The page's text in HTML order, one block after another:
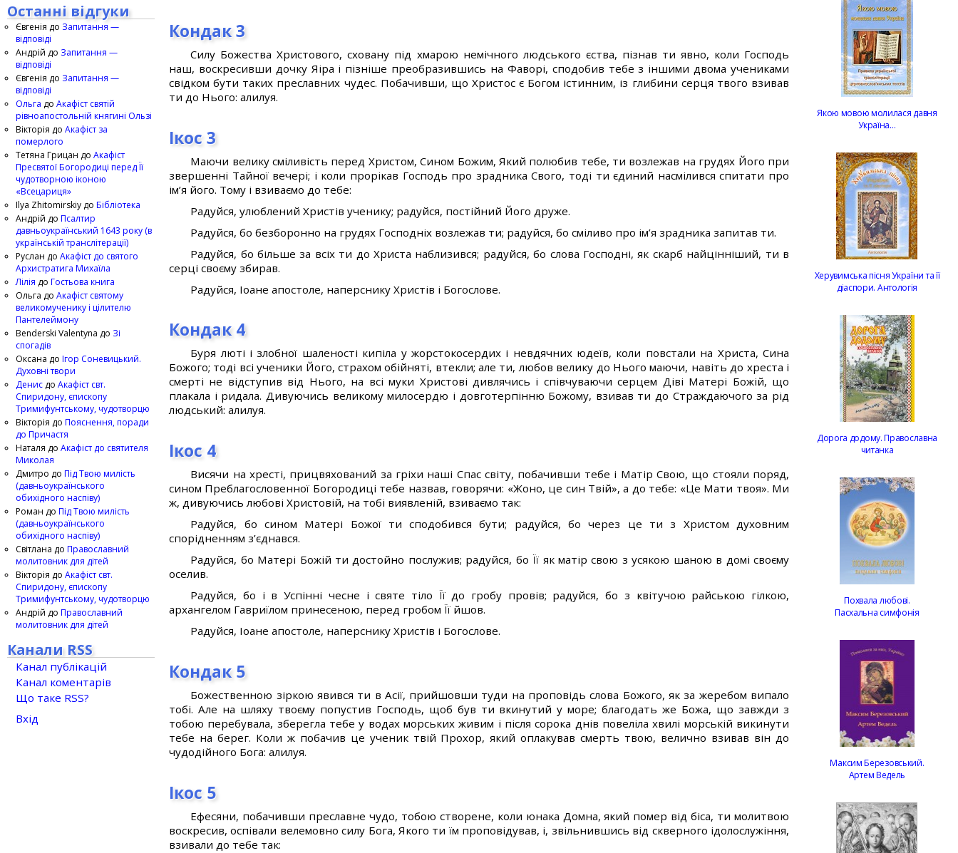
Кондак 3
Силу Божества Христового, сховану під хмарою немічного людського єства, пізнав ти явно, коли Господь
наш, воскресивши дочку Яіра і пізніше преобразившись на Фаворі, сподобив тебе з іншими двома учениками
свідком бути таких преславних чудес. Побачивши, що Христос є Богом істинним, із глибини серця твого взивав
ти до Нього: алилуя.
Ікос 3
Маючи велику сміливість перед Христом, Сином Божим, Який полюбив тебе, ти возлежав на грудях Його при
звершенні Тайної вечері; і коли прорікав Господь про зрадника Свого, тоді ти єдиний насмілився спитати про
ім’я його. Тому і взиваємо до тебе:
Радуйся, улюблений Христів ученику; радуйся, постійний Його друже.
Радуйся, бо безборонно на грудях Господніх возлежав ти; радуйся, бо сміливо про ім’я зрадника запитав ти.
Радуйся, бо більше за всіх ти до Христа наблизився; радуйся, бо слова Господні, як скарб найцінніший, ти в
серці своєму збирав.
Радуйся, Іоане апостоле, наперснику Христів і Богослове.
Кондак 4
Буря люті і злобної шаленості кипіла у жорстокосердих і невдячних юдеїв, коли повстали на Христа, Сина
Божого; тоді всі ученики Його, страхом обійняті, втекли; але ти, любов велику до Нього маючи, навіть до хреста і
смерті не відступив від Нього, на всі муки Христові дивлячись і співчуваючи серцем Діві Матері Божій, що
плакала і ридала. Дивуючись великому милосердю і довготерпінню Божому, взивав ти до Страждаючого за рід
людський: алилуя.
Ікос 4
Висячи на хресті, прицвяхований за гріхи наші Спас світу, побачивши тебе і Матір Свою, що стояли поряд,
сином Преблагословенної Богородиці тебе назвав, говорячи: «Жоно, це син Твій», а до тебе: «Це Мати твоя». Ми
ж, дивуючись любові Христовій, на тобі виявленій, взиваємо так:
Радуйся, бо сином Матері Божої ти сподобився бути; радуйся, бо через це ти з Христом духовним
спорідненням з’єднався.
Радуйся, бо Матері Божій ти достойно послужив; радуйся, бо Її як матір свою з усякою шаною в домі своєму
оселив.
Радуйся, бо і в Успінні чесне і святе тіло Її до гробу провів; радуйся, бо з квітучою райською гілкою,
архангелом Гавриїлом принесеною, перед гробом Її йшов.
Радуйся, Іоане апостоле, наперснику Христів і Богослове.
Кондак 5
Божественною зіркою явився ти в Асії, прийшовши туди на проповідь слова Божого, як за жеребом випало
тобі. Але на шляху твоєму попустив Господь, щоб був ти вкинутий у море; благодать же Божа, що завжди з
тобою перебувала, зберегла тебе у водах морських живим і після сорока днів повеліла хвилі морській викинути
тебе на берег. Коли ж побачив це ученик твій Прохор, який оплакував смерть твою, велично взивав він до
чудодійного Бога: алилуя.
Ікос 5
Ефесяни, побачивши преславне чудо, тобою створене, коли юнака Домна, який помер від біса, ти молитвою
воскресив, оспівали велемовно силу Бога, Якого ти їм проповідував, і, звільнившись від скверного ідолослужіння,
взивали до тебе так:
Останні відгуки
Євгенія до Запитання —
відповіді
Андрій до Запитання —
відповіді
Євгенія до Запитання —
відповіді
Ольга до Акафіст святій
рівноапостольній княгині Ользі
Вікторія до Акафіст за
померлого
Тетяна Грицан до Акафіст
Пресвятої Богородиці перед Її
чудотворною іконою
«Всецариця»
Ilya Zhitomirskiy до Бібліотека
Андрій до Псалтир
давньоукраїнський 1643 року (в
українській транслітерації)
Руслан до Акафіст до святого
Архистратига Михаїла
Лілія до Гостьова книга
Ольга до Акафіст святому
великомученику і цілителю
Пантелеймону
Benderski Valentyna до Зі
спогадів
Оксана до Ігор Соневицький.
Духовні твори
Денис до Акафіст свт.
Спиридону, єпископу
Тримифунтському, чудотворцю
Вікторія до Пояснення, поради
до Причастя
Наталя до Акафіст до святителя
Миколая
Дмитро до Під Твою милість
(давньоукраїнського
обихідного наспіву)
Роман до Під Твою милість
(давньоукраїнського
обихідного наспіву)
Світлана до Православний
молитовник для дітей
Вікторія до Акафіст свт.
Спиридону, єпископу
Тримифунтському, чудотворцю
Андрій до Православний
молитовник для дітей
Канали RSS
Канал публікацій
Канал коментарів
Що таке RSS?
Вхід
Якою мовою молилася давня
Україна…
Херувимська пісня України та її
діаспори. Антологія
Дорога додому. Православна
читанка
Похвала любові.
Пасхальна симфонія
Максим Березовський.
Артем Ведель